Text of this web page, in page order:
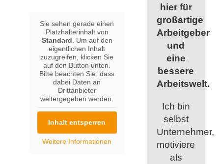
Sie sehen gerade einen
Platzhalterinhalt von
Standard . Um auf den
eigentlichen Inhalt
zuzugreifen, klicken Sie
auf den Button unten.
Bitte beachten Sie, dass
dabei Daten an
Drittanbieter
weitergegeben werden.
Inhalt entsperren
Weitere Informationen
hier für
großartige
Arbeitgeber
und
eine
bessere
Arbeitswelt.
Ich bin
selbst
Unternehmer,
motiviere
als